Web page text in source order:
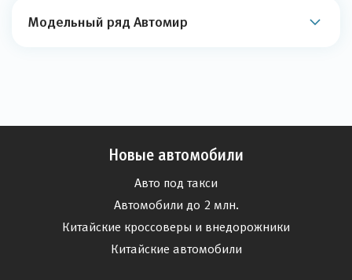
Модельный ряд Автомир
Новые автомобили
Авто под такси
Автомобили до 2 млн.
Китайские кроссоверы и внедорожники
Китайские автомобили